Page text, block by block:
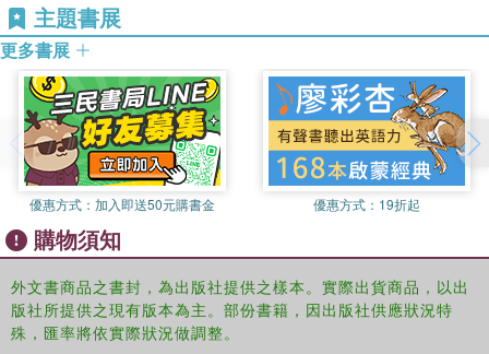
contrary to what is widely believed, they do not matter much.
主題書展
更多書展
優惠方式： 加入即送50元購書金 優惠方式： 19折起
購物須知
外文書商品之書封，為出版社提供之樣本。實際出貨商品，以出
版社所提供之現有版本為主。部份書籍，因出版社供應狀況特
殊，匯率將依實際狀況做調整。